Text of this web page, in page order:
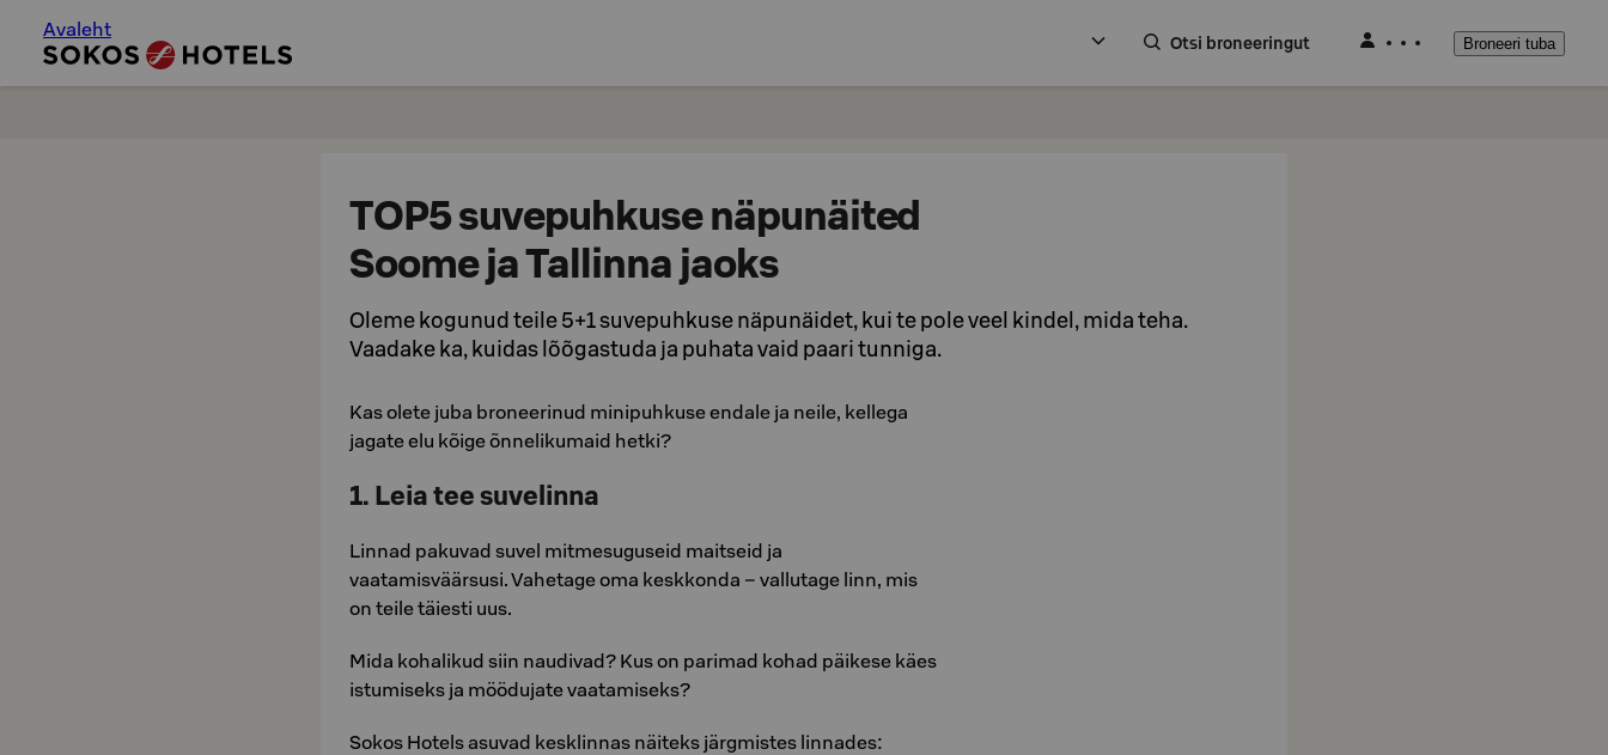
Avaleht
Otsi broneeringut Broneeri tuba
TOP5 suvepuhkuse näpunäited
Soome ja Tallinna jaoks
Oleme kogunud teile 5+1 suvepuhkuse näpunäidet, kui te pole veel kindel, mida teha.
Vaadake ka, kuidas lõõgastuda ja puhata vaid paari tunniga.
Kas olete juba broneerinud minipuhkuse endale ja neile, kellega
jagate elu kõige õnnelikumaid hetki?
1. Leia tee suvelinna
Linnad pakuvad suvel mitmesuguseid maitseid ja
vaatamisväärsusi. Vahetage oma keskkonda – vallutage linn, mis
on teile täiesti uus.
Mida kohalikud siin naudivad? Kus on parimad kohad päikese käes
istumiseks ja möödujate vaatamiseks?
Sokos Hotels asuvad kesklinnas näiteks järgmistes linnades: